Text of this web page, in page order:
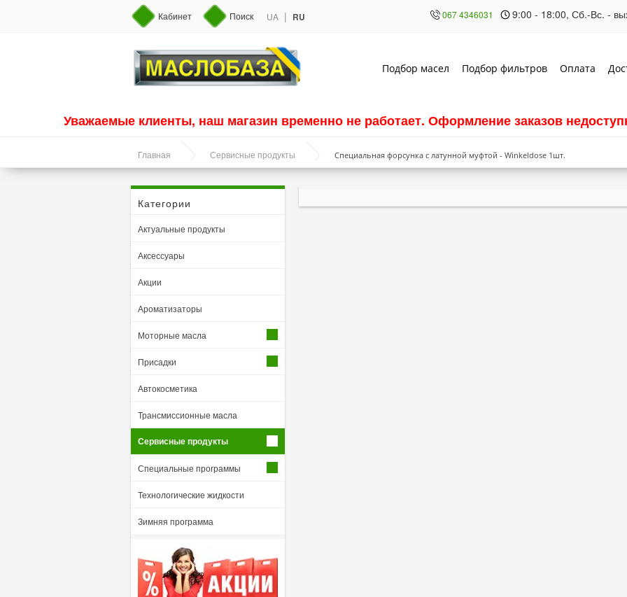
Кабинет Поиск UA | RU 067 4346031 9:00 - 18:00, Сб.-Вс. -
Подбор масел Подбор фильтров Оплата
Уважаемые клиенты, наш магазин временно не работает. Оформление заказов
Главная Сервисные продукты Специальная форсунка с латунной муфтой - Winkeldose 1шт.
Категории
Актуальные продукты
Аксессуары
Акции
Ароматизаторы
Моторные масла
Присадки
Автокосметика
Трансмиссионные масла
Сервисные продукты
Специальные программы
Технологические жидкости
Зимняя программа